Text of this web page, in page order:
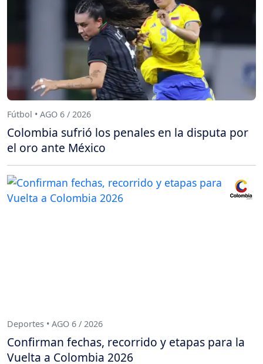
Fútbol • AGO 6 / 2026
Colombia sufrió los penales en la disputa por
el oro ante México
Deportes • AGO 6 / 2026
Confirman fechas, recorrido y etapas para la
Vuelta a Colombia 2026